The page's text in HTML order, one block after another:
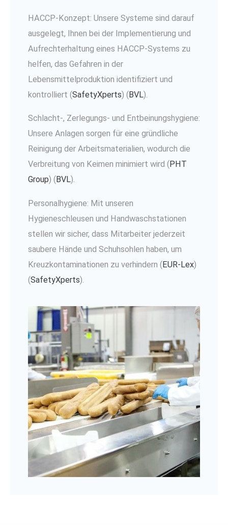
HACCP-Konzept: Unsere Systeme sind darauf
ausgelegt, Ihnen bei der Implementierung und
Aufrechterhaltung eines HACCP-Systems zu
helfen, das Gefahren in der
Lebensmittelproduktion identifiziert und
kontrolliert​ (SafetyXperts)​​ (BVL)​.
Schlacht-, Zerlegungs- und Entbeinungshygiene:
Unsere Anlagen sorgen für eine gründliche
Reinigung der Arbeitsmaterialien, wodurch die
Verbreitung von Keimen minimiert wird​ ( PHT
Group)​​ ( BVL)​.
Personalhygiene: Mit unseren
Hygieneschleusen und Handwaschstationen
stellen wir sicher, dass Mitarbeiter jederzeit
saubere Hände und Schuhsohlen haben, um
Kreuzkontaminationen zu verhindern​ (EUR-Lex)​​
(SafetyXperts)​.